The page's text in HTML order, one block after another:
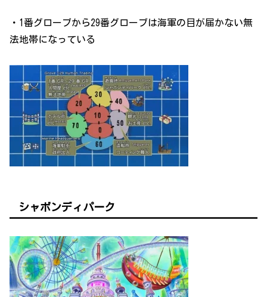
・1番グローブから29番グローブは海軍の目が届かない無
法地帯になっている
シャボンディパーク